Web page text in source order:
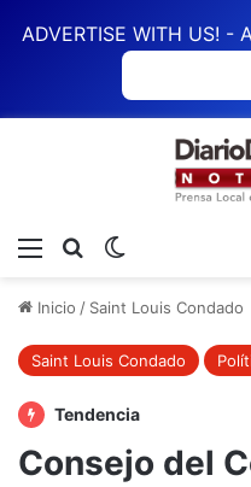
ADVERTISE WITH US! -
Menú Buscar
Inicio / Saint Louis Condado
Saint Louis Condado
Tendencia
Consejo del